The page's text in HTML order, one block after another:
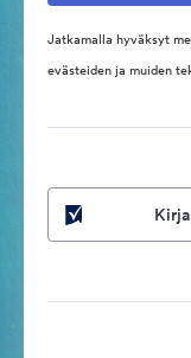
Jatkamalla hyväksyt
evästeiden ja muiden